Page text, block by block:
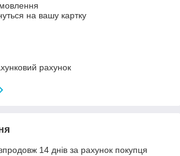
на вашу картку
рахунок
14 днів за рахунок покупця